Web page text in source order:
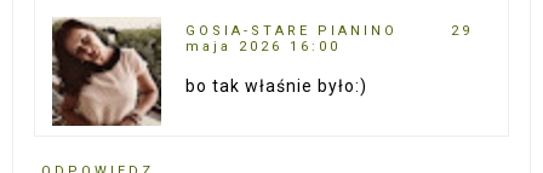
GOSIA-STARE PIANINO
29
maja 2026 16:00
bo tak właśnie było:)